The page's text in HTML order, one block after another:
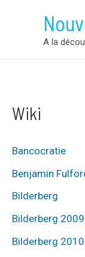
A la
Wiki
Bancocratie
Benjamin
Bilderberg
Bilderberg 2009
Bilderberg 2010